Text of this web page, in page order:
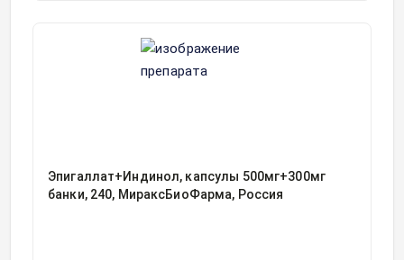
Эпигаллат+Индинол, капсулы 500мг+300мг
банки, 240, МираксБиоФарма, Россия